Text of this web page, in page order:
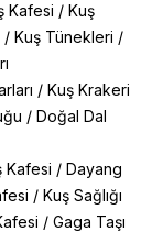
Kafesi / Kuş
/ Kuş Tünekleri /
/ Kuş Krakeri
/ Doğal Dal
Kafesi / Dayang
/ Kuş Sağlığı
/ Gaga Taşı